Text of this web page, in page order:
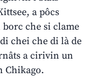
a pôcs
che si clame
chei che di là de
a cirivin un
Chikago.